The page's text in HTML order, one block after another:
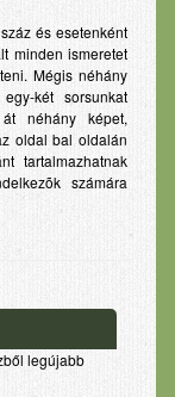
és esetenként
minden ismeretet
Mégis néhány
két sorsunkat
néhány képet,
oldal bal oldalán
tartalmazhatnak
számára
legújabb